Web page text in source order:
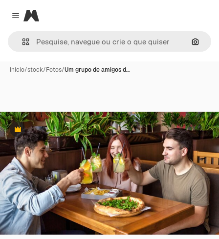
Close menu
Magnific
Início/stock/Fotos/Um grupo de amigos d…
Premium